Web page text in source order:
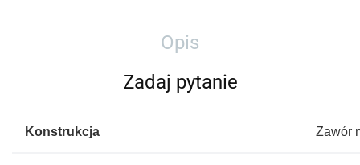
Opis
Zadaj pytanie
Konstrukcja Zawór